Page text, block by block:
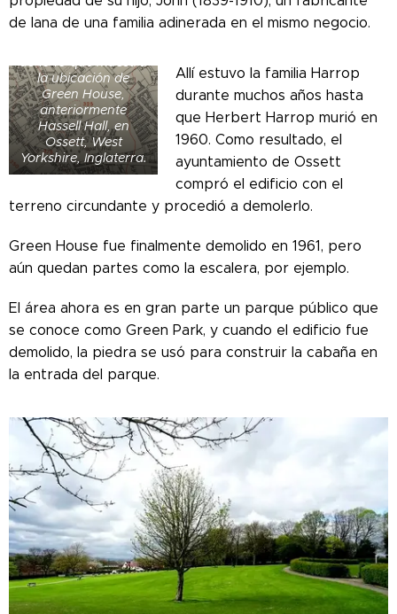
de lana de una familia adinerada en el mismo negocio.
de 1945 que muestra
la ubicación de
Green House,
anteriormente
Hassell Hall, en
Ossett, West
Yorkshire, Inglaterra.
Allí estuvo la familia Harrop
durante muchos años hasta
que Herbert Harrop murió en
1960. Como resultado, el
ayuntamiento de Ossett
compró el edificio con el
terreno circundante y procedió a demolerlo.
Green House fue finalmente demolido en 1961, pero
aún quedan partes como la escalera, por ejemplo.
El área ahora es en gran parte un parque público que
se conoce como Green Park, y cuando el edificio fue
demolido, la piedra se usó para construir la cabaña en
la entrada del parque.